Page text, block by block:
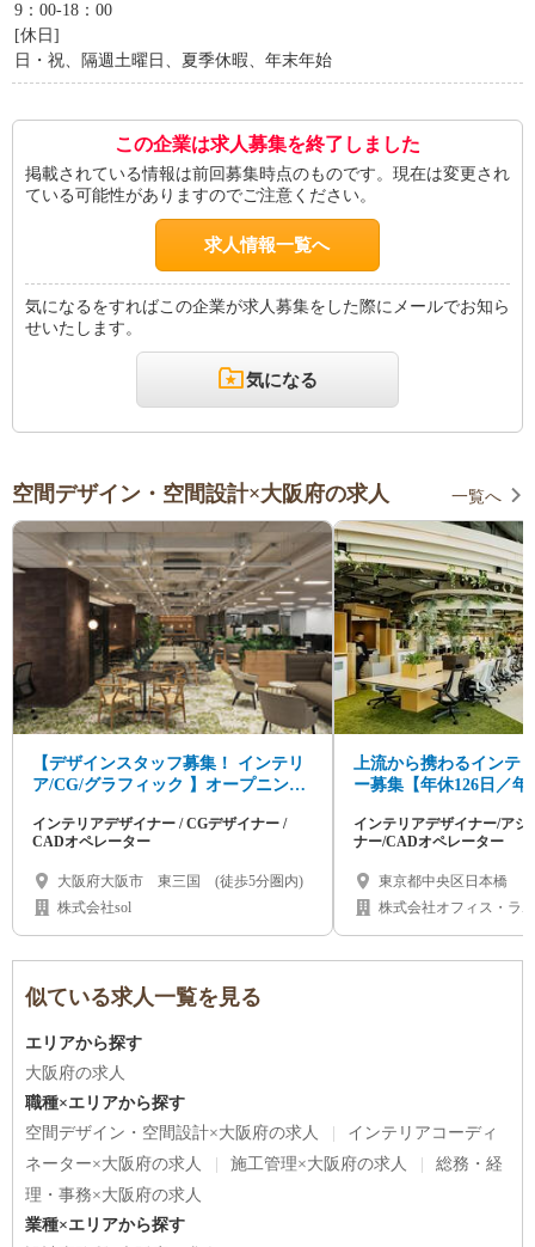
9：00-18：00
[休日]
日・祝、隔週土曜日、夏季休暇、年末年始
この企業は求人募集を終了しました
掲載されている情報は前回募集時点のものです。現在は変更され
ている可能性がありますのでご注意ください。
求人情報一覧へ
気になるをすればこの企業が求人募集をした際にメールでお知ら
せいたします。
気になる
空間デザイン・空間設計×大阪府の求人 一覧へ
【デザインスタッフ募集！ インテリ
ア/CG/グラフィック 】オープニング
インテリアデザイナー / CGデザイナー /
CADオペレーター
大阪府大阪市 東三国 (徒歩5分圏内)
株式会社sol
上流から携わるインテ
ー募集【年休126日／年
をデザインする！
インテリアデザイナー/アシ
ナー/CADオペレーター
東京都中央区日本橋
株式会社オフィス・ラボ
似ている求人一覧を見る
エリアから探す
大阪府の求人
職種×エリアから探す
空間デザイン・空間設計×大阪府の求人
インテリアコーディ
ネーター×大阪府の求人
施工管理×大阪府の求人
総務・経
理・事務×大阪府の求人
業種×エリアから探す